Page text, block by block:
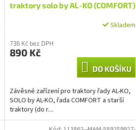
traktory solo by AL-KO (COMFORT)
Skladem
736 Kč bez DPH
890 Kč
DO KOŠÍKU
Závěsné zařízení pro traktory řady AL-KO,
SOLO by AL-KO, řada COMFORT a starší
traktory (do r....